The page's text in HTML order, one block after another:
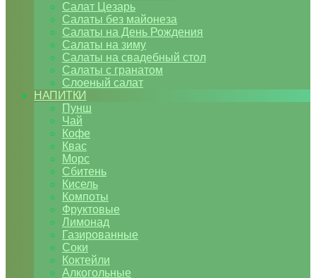
Салат Цезарь
Салаты без майонеза
Салаты на День Рождения
Салаты на зиму
Салаты на свадебный стол
Салаты с гранатом
Слоеный салат
НАПИТКИ
Пунш
Чай
Кофе
Квас
Морс
Сбитень
Кисель
Компоты
Фруктовые
Лимонад
Газированные
Соки
Коктейли
Алкогольные